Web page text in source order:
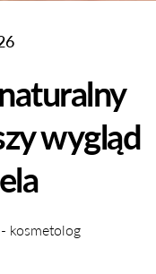
wygląd
kosmetolog